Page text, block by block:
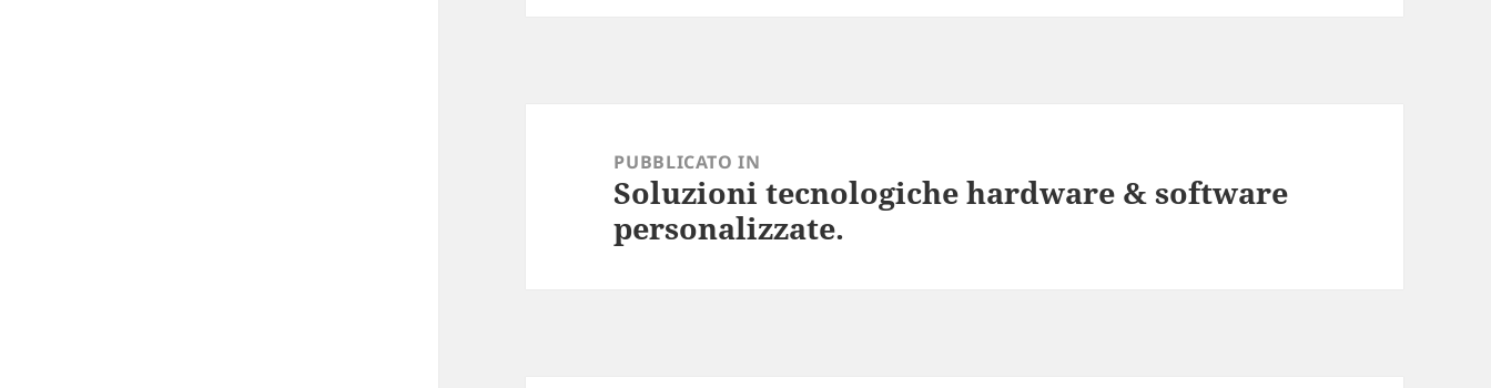
PUBBLICATO IN
Soluzioni tecnologiche hardware & software
personalizzate.